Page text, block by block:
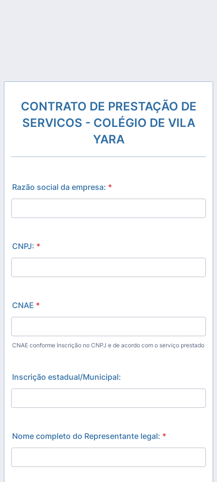
CONTRATO DE PRESTAÇÃO DE
SERVICOS - COLÉGIO DE VILA
YARA
Razão social da empresa: *
CNPJ: *
CNAE *
CNAE conforme Inscrição no CNPJ e de acordo com o serviço prestado
Inscrição estadual/Municipal:
Nome completo do Representante legal: *